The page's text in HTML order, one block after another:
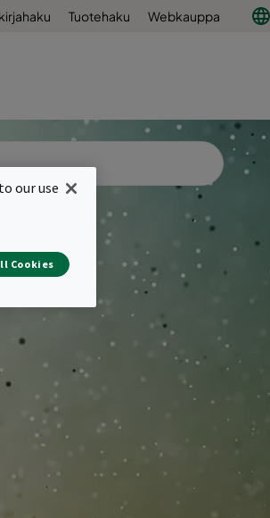
Tuotehaku Webkauppa
our use
Cookies